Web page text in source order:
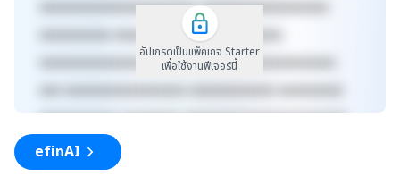
xxxxxxxxxxxxxxxxxxxxxx xxxxxxxxxxxxxxxxxx
xxxxxxxxxx xxxxxxxxxxxxx xxxxxxxxxx
xxxxxxxxxxxxxxxxxxxxxxxxxx xxxxxxxxxxxxxxx
xxx xxxxxxxxxxxxxxxxx xxxxxxxxxxxx xxxxxxxxx
xxxxxxxxxxx xxxxxxxx xxxxxxxxxxxxxxxxxxxxxxx
xxxxxxxxxxxxxxxxxxx xxxxx
xxxxxxxxxxxxxxxxxxxxxxxxxxxxxx
อัปเกรดเป็นแพ็คเกจ Starter
เพื่อใช้งานฟีเจอร์นี้
efinAI